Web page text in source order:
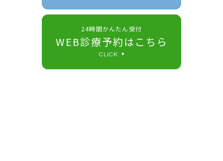
24時間かんたん受付
WEB診療予約はこちら
CLICK